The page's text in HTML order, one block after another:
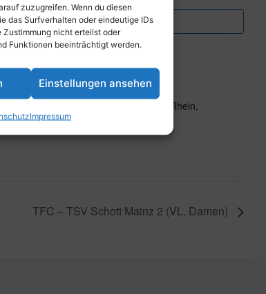
zuzugreifen. Wenn du diesen
das Surfverhalten oder eindeutige IDs
Zustimmung nicht erteilst oder
Funktionen beeinträchtigt werden.
Einstellungen ansehen
Impressum
43, 67061 Ludwigshafen am Rhein,
TFC – TSV Schott Mainz 2 (VL, Damen)